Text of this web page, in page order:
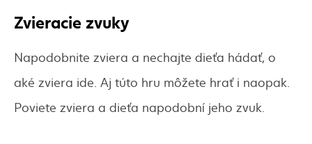
Zvieracie zvuky
Napodobnite zviera a nechajte dieťa hádať, o
aké zviera ide. Aj túto hru môžete hrať i naopak.
Poviete zviera a dieťa napodobní jeho zvuk.